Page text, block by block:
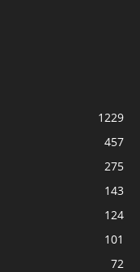
1229
457
275
143
124
101
72